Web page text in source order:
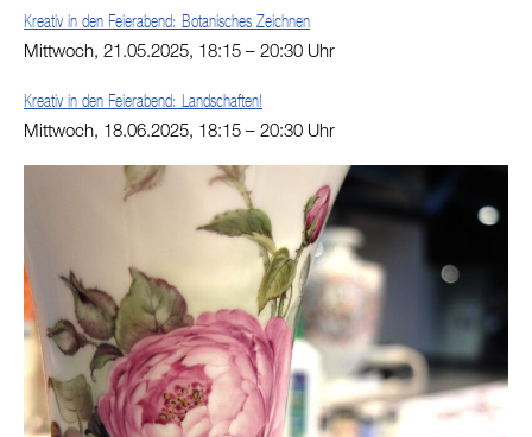
Kreativ in den Feierabend: Botanisches Zeichnen
Mittwoch, 21.05.2025, 18:15 – 20:30 Uhr
Kreativ in den Feierabend: Landschaften!
Mittwoch, 18.06.2025, 18:15 – 20:30 Uhr